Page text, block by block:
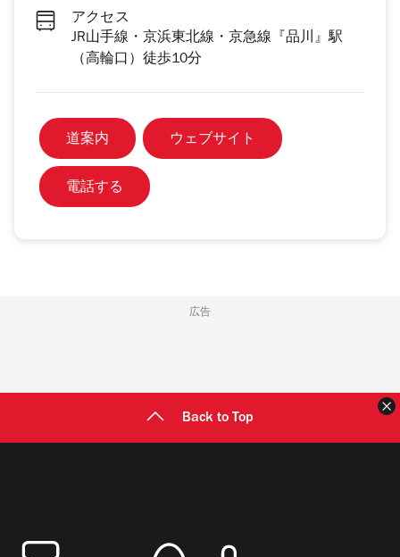
アクセス
JR山手線・京浜東北線・京急線『品川』駅
（高輪口）徒歩10分
道案内 ウェブサイト
電話する
広告
Back to Top